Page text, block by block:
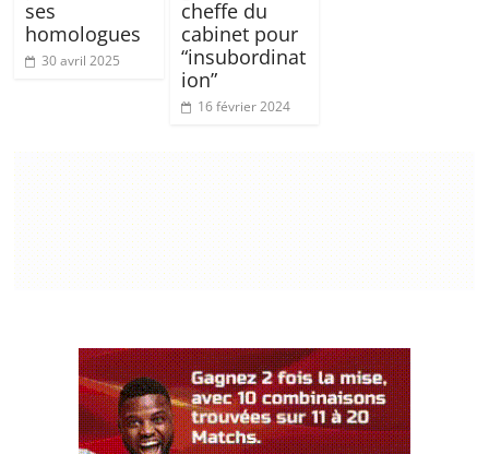
ses
homologues
30 avril 2025
cheffe du
cabinet pour
“insubordinat
ion”
16 février 2024